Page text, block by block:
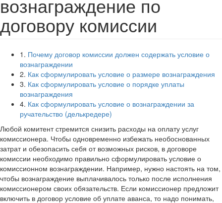
вознаграждение по
договору комиссии
1. Почему договор комиссии должен содержать условие о
вознаграждении
2. Как сформулировать условие о размере вознаграждения
3. Как сформулировать условие о порядке уплаты
вознаграждения
4. Как сформулировать условие о вознаграждении за
ручательство (делькредере)
Любой комитент стремится снизить расходы на оплату услуг
комиссионера. Чтобы одновременно избежать необоснованных
затрат и обезопасить себя от возможных рисков, в договоре
комиссии необходимо правильно сформулировать условие о
комиссионном вознаграждении. Например, нужно настоять на том,
чтобы вознаграждение выплачивалось только после исполнения
комиссионером своих обязательств. Если комиссионер предложит
включить в договор условие об уплате аванса, то надо понимать,